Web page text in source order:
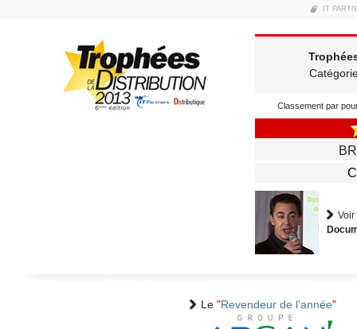
gratuite
IT
Classement par
Le "Revendeur de l'année"